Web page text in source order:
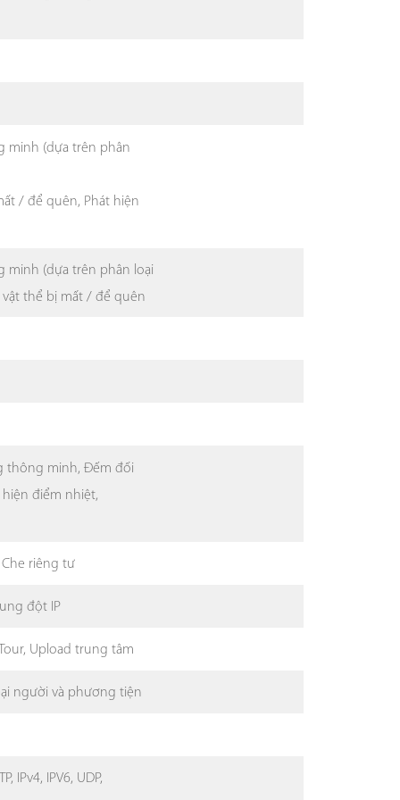
minh (dựa trên phân
/ để quên, Phát hiện
minh (dựa trên phân loại
thể bị mất / để quên
thông minh, Đếm đối
điểm nhiệt,
riêng tư
đột IP
Upload trung tâm
người và phương tiện
IPv4, IPV6, UDP,